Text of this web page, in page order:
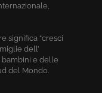
significa “cresci
dell’
bambini e delle
del Mondo.